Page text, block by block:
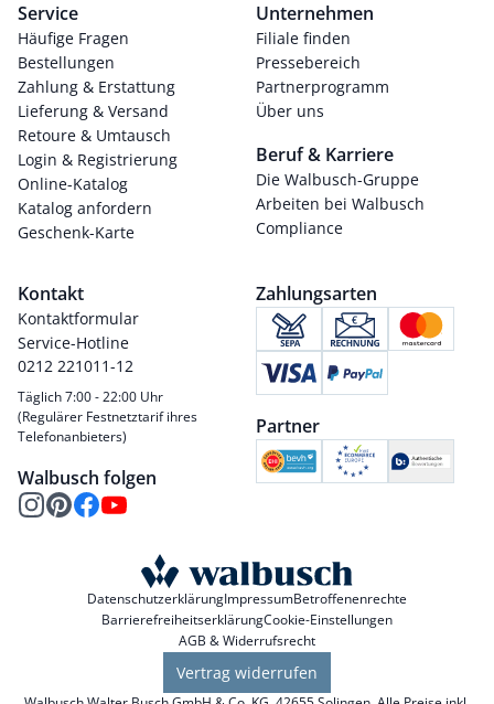
Service
Häufige Fragen
Bestellungen
Zahlung & Erstattung
Lieferung & Versand
Retoure & Umtausch
Login & Registrierung
Online-Katalog
Katalog anfordern
Geschenk-Karte
Unternehmen
Filiale finden
Pressebereich
Partnerprogramm
Über uns
Beruf & Karriere
Die Walbusch-Gruppe
Arbeiten bei Walbusch
Compliance
Kontakt
Kontaktformular
Service-Hotline
0212 221011-12
Täglich 7:00 - 22:00 Uhr
(Regulärer Festnetztarif ihres
Telefonanbieters)
Walbusch folgen
Zahlungsarten
Partner
DatenschutzerklärungImpressumBetroffenenrechte
BarrierefreiheitserklärungCookie-Einstellungen
AGB & Widerrufsrecht
Vertrag widerrufen